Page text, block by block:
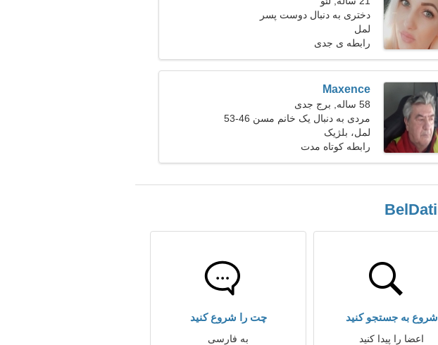
دختری به دنبال دوست پسر
لمل
رابطه ی جدی
Maxence
58 ساله, برج جدی
مردی به دنبال یک خانم مسن 46-53
لمل، بلژیک
رابطه کوتاه مدت
شروع به جستجو کنید
اعضا را پیدا کنید
چت را شروع کنید
به فارسی